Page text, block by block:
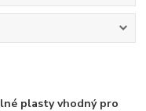
plasty vhodný pro